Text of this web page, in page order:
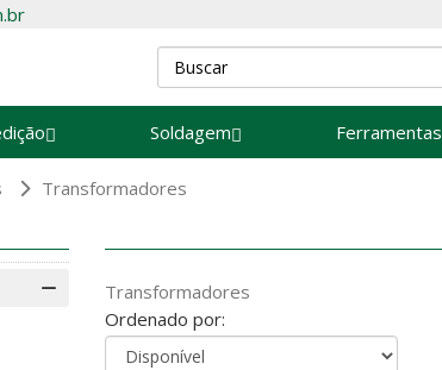
Soldagem Ferramentas
Transformadores
Transformadores
Ordenado por: